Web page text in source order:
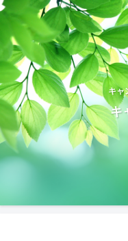
キャ
キ